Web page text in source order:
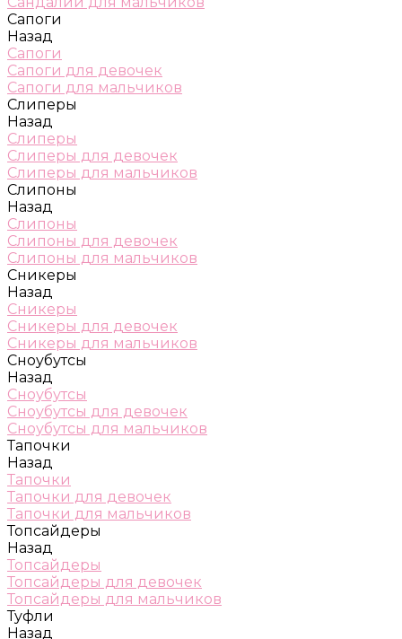
Сапоги
Назад
Сапоги
Сапоги для девочек
Сапоги для мальчиков
Слиперы
Назад
Слиперы
Слиперы для девочек
Слиперы для мальчиков
Слипоны
Назад
Слипоны
Слипоны для девочек
Слипоны для мальчиков
Сникеры
Назад
Сникеры
Сникеры для девочек
Сникеры для мальчиков
Сноубутсы
Назад
Сноубутсы
Сноубутсы для девочек
Сноубутсы для мальчиков
Тапочки
Назад
Тапочки
Тапочки для девочек
Тапочки для мальчиков
Топсайдеры
Назад
Топсайдеры
Топсайдеры для девочек
Топсайдеры для мальчиков
Туфли
Назад